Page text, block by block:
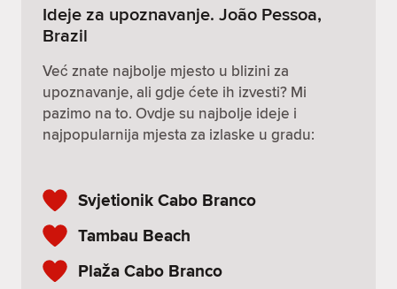
Ideje za upoznavanje. João Pessoa,
Brazil
Već znate najbolje mjesto u blizini za
upoznavanje, ali gdje ćete ih izvesti? Mi
pazimo na to. Ovdje su najbolje ideje i
najpopularnija mjesta za izlaske u gradu:
Svjetionik Cabo Branco
Tambau Beach
Plaža Cabo Branco